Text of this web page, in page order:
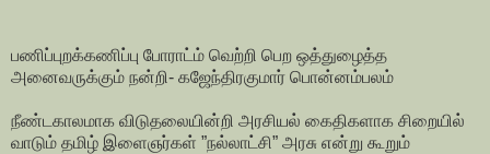
பணிப்புறக்கணிப்பு போராட்ம் வெற்றி பெற ஒத்துழைத்த
அனைவருக்கும் நன்றி- கஜேந்திரகுமார் பொன்னம்பலம்
நீண்டகாலமாக விடுதலையின்றி அரசியல் கைதிகளாக சிறையில்
வாடும் தமிழ் இளைஞர்கள் ”நல்லாட்சி” அரசு என்று கூறும்